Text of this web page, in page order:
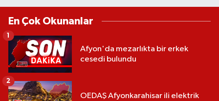
En Çok Okunanlar
Afyon'da mezarlıkta bir erkek
cesedi bulundu
1
OEDAŞ Afyonkarahisar ili elektrik
2